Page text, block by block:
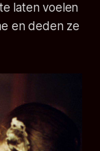
laten voelen
en deden ze